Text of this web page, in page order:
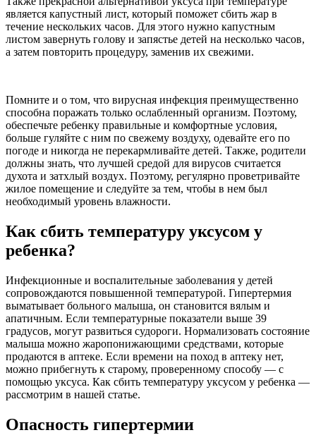
является капустный лист, который поможет сбить жар в
течение нескольких часов. Для этого нужно капустным
листом завернуть голову и запястье детей на несколько часов,
а затем повторить процедуру, заменив их свежими.
Помните и о том, что вирусная инфекция преимущественно
способна поражать только ослабленный организм. Поэтому,
обеспечьте ребенку правильные и комфортные условия,
больше гуляйте с ним по свежему воздуху, одевайте его по
погоде и никогда не перекармливайте детей. Также, родители
должны знать, что лучшей средой для вирусов считается
духота и затхлый воздух. Поэтому, регулярно проветривайте
жилое помещение и следуйте за тем, чтобы в нем был
необходимый уровень влажности.
Как сбить температуру уксусом у
ребенка?
Инфекционные и воспалительные заболевания у детей
сопровождаются повышенной температурой. Гипертермия
выматывает больного малыша, он становится вялым и
апатичным. Если температурные показатели выше 39
градусов, могут развиться судороги. Нормализовать состояние
малыша можно жаропонижающими средствами, которые
продаются в аптеке. Если времени на поход в аптеку нет,
можно прибегнуть к старому, проверенному способу — с
помощью уксуса. Как сбить температуру уксусом у ребенка —
рассмотрим в нашей статье.
Опасность гипертермии